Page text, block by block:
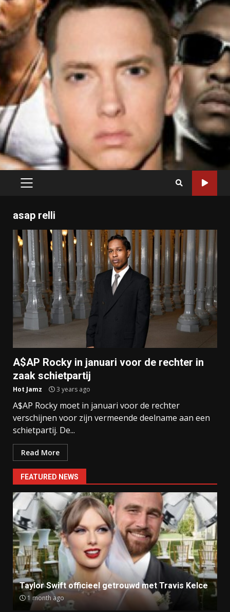
PRIMARY
asap relli
A$AP Rocky in januari voor de rechter in
zaak schietpartij
Hot Jamz 3 years ago
A$AP Rocky moet in januari voor de rechter
verschijnen voor zijn vermeende deelname aan een
schietpartij. De...
Read More
FEATURED NEWS
Ray J klaagt Kim Kardashian aan om sekstape
9 months ago